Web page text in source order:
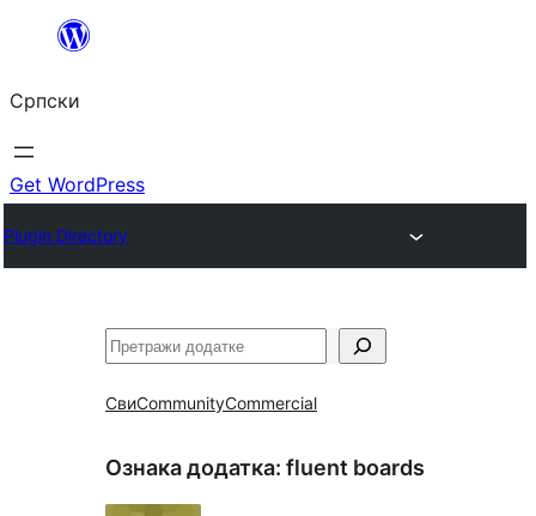
Скочи
садржај
Српски
Get WordPress
Plugin Directory
Претрага
СвиCommunityCommercial
Ознака додатка: fluent boards